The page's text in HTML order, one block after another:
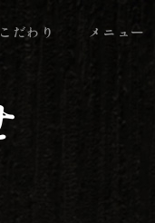
こだわり メニュー